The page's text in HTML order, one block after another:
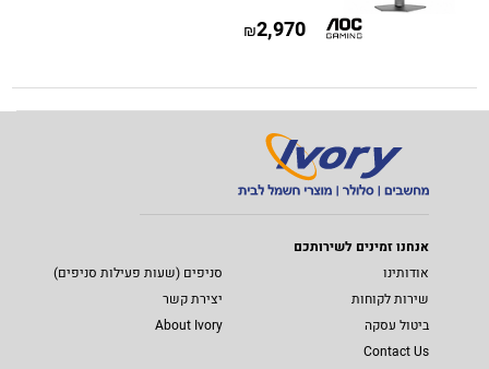
2,970
₪
אנחנו זמינים לשירותכם
אודותינו
סניפים (שעות פעילות סניפים)
שירות לקוחות
יצירת קשר
ביטול עסקה
About Ivory
Contact Us